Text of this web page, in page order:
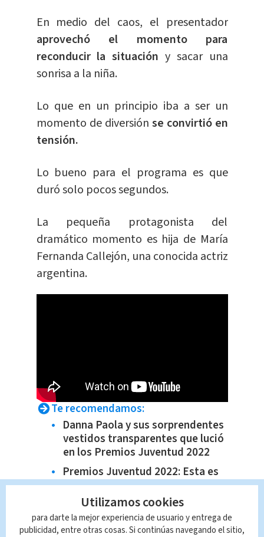
En medio del caos, el presentador
aprovechó el momento para
reconducir la situación y sacar una
sonrisa a la niña.
Lo que en un principio iba a ser un
momento de diversión se convirtió en
tensión.
Lo bueno para el programa es que
duró solo pocos segundos.
La pequeña protagonista del
dramático momento es hija de María
Fernanda Callejón, una conocida actriz
argentina.
Te recomendamos:
Danna Paola y sus sorprendentes
vestidos transparentes que lució
en los Premios Juventud 2022
Premios Juventud 2022: Esta es
la lista completa de los
ganadores
Trump debe ser considerado
responsable del ataque al
Utilizamos cookies
para darte la mejor experiencia de usuario y entrega de
publicidad, entre otras cosas. Si continúas navegando el sitio,